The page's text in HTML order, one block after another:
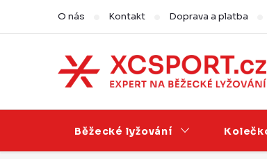
obsah
O nás Kontakt Doprava a platba
Běžecké lyžování